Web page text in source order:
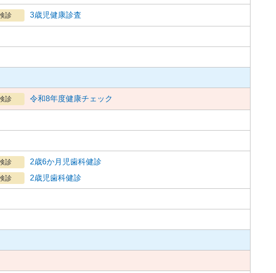
3歳児健康診査
令和8年度健康チェック
2歳6か月児歯科健診
2歳児歯科健診